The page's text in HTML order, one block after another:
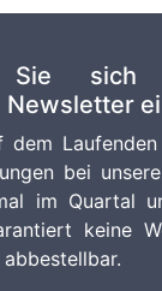
Sie sich
dem
bei
im Quartal
keine